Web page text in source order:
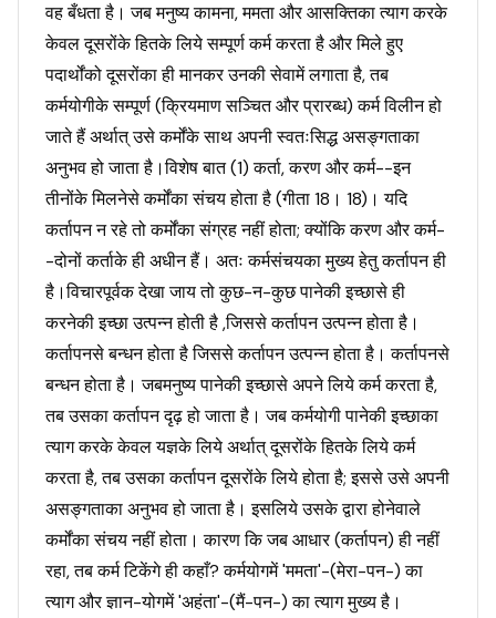
वह बँधता है। जब मनुष्य कामना, ममता और आसक्तिका त्याग करके
केवल दूसरोंके हितके लिये सम्पूर्ण कर्म करता है और मिले हुए
पदार्थोंको दूसरोंका ही मानकर उनकी सेवामें लगाता है, तब
कर्मयोगीके सम्पूर्ण (क्रियमाण सञ्चित और प्रारब्ध) कर्म विलीन हो
जाते हैं अर्थात् उसे कर्मोंके साथ अपनी स्वतःसिद्ध असङ्गताका
अनुभव हो जाता है।विशेष बात (1) कर्ता, करण और कर्म--इन
तीनोंके मिलनेसे कर्मोंका संचय होता है (गीता 18। 18)। यदि
कर्तापन न रहे तो कर्मोंका संग्रह नहीं होता; क्योंकि करण और कर्म-
-दोनों कर्ताके ही अधीन हैं। अतः कर्मसंचयका मुख्य हेतु कर्तापन ही
है।विचारपूर्वक देखा जाय तो कुछ-न-कुछ पानेकी इच्छासे ही
करनेकी इच्छा उत्पन्न होती है ,जिससे कर्तापन उत्पन्न होता है।
कर्तापनसे बन्धन होता है जिससे कर्तापन उत्पन्न होता है। कर्तापनसे
बन्धन होता है। जबमनुष्य पानेकी इच्छासे अपने लिये कर्म करता है,
तब उसका कर्तापन दृढ़ हो जाता है। जब कर्मयोगी पानेकी इच्छाका
त्याग करके केवल यज्ञके लिये अर्थात् दूसरोंके हितके लिये कर्म
करता है, तब उसका कर्तापन दूसरोंके लिये होता है; इससे उसे अपनी
असङ्गताका अनुभव हो जाता है। इसलिये उसके द्वारा होनेवाले
कर्मोंका संचय नहीं होता। कारण कि जब आधार (कर्तापन) ही नहीं
रहा, तब कर्म टिकेंगे ही कहाँ? कर्मयोगमें 'ममता'-(मेरा-पन-) का
त्याग और ज्ञान-योगमें 'अहंता'-(मैं-पन-) का त्याग मुख्य है।